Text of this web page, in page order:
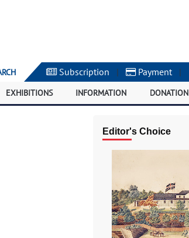
Subscription | Payment |
EXHIBITIONS INFORMATION DONATION
Editor's Choice